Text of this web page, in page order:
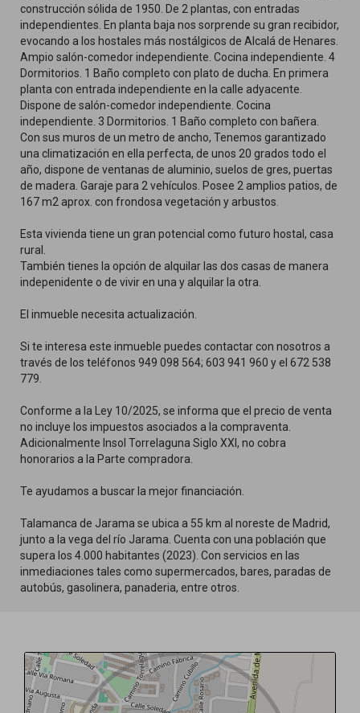
262 66
construcción sólida de 1950. De 2 plantas, con entradas
independientes. En planta baja nos sorprende su gran recibidor,
evocando a los hostales más nostálgicos de Alcalá de Henares.
Ampio salón-comedor independiente. Cocina independiente. 4
Dormitorios. 1 Baño completo con plato de ducha. En primera
planta con entrada independiente en la calle adyacente.
Dispone de salón-comedor independiente. Cocina
independiente. 3 Dormitorios. 1 Baño completo con bañera.
Con sus muros de un metro de ancho, Tenemos garantizado
una climatización en ella perfecta, de unos 20 grados todo el
año, dispone de ventanas de aluminio, suelos de gres, puertas
de madera. Garaje para 2 vehículos. Posee 2 amplios patios, de
167 m2 aprox. con frondosa vegetación y arbustos.
Esta vivienda tiene un gran potencial como futuro hostal, casa
rural.
También tienes la opción de alquilar las dos casas de manera
indepenidente o de vivir en una y alquilar la otra.
El inmueble necesita actualización.
Si te interesa este inmueble puedes contactar con nosotros a
través de los teléfonos 949 098 564; 603 941 960 y el 672 538
779.
Conforme a la Ley 10/2025, se informa que el precio de venta
no incluye los impuestos asociados a la compraventa.
Adicionalmente Insol Torrelaguna Siglo XXI, no cobra
honorarios a la Parte compradora.
Te ayudamos a buscar la mejor financiación.
Talamanca de Jarama se ubica a 55 km al noreste de Madrid,
junto a la vega del río Jarama. Cuenta con una población que
supera los 4.000 habitantes (2023). Con servicios en las
inmediaciones tales como supermercados, bares, paradas de
autobús, gasolinera, panaderia, entre otros.